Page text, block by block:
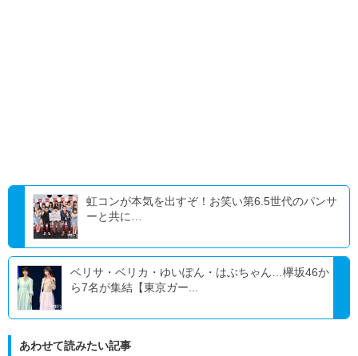
虹コンが本気を出すぞ！お笑い第6.5世代のパンサ
ーと共に…
ベリサ・ベリカ・ゆいぽん・はぶちゃん…欅坂46か
ら7名が集結【東京ガー...
あわせて読みたい記事